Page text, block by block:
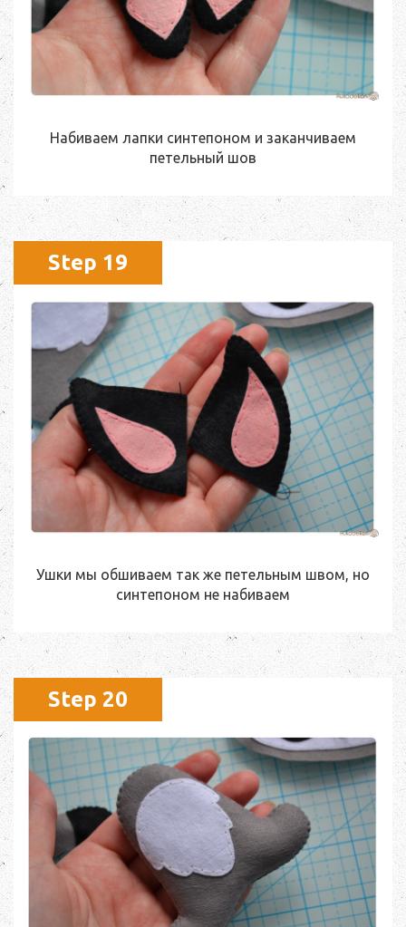
Набиваем лапки синтепоном и заканчиваем
петельный шов
Step 19
Ушки мы обшиваем так же петельным швом, но
синтепоном не набиваем
Step 20